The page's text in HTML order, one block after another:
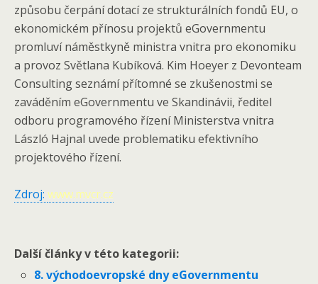
způsobu čerpání dotací ze strukturálních fondů EU, o
ekonomickém přínosu projektů eGovernmentu
promluví náměstkyně ministra vnitra pro ekonomiku
a provoz Světlana Kubíková. Kim Hoeyer z Devonteam
Consulting seznámí přítomné se zkušenostmi se
zaváděním eGovernmentu ve Skandinávii, ředitel
odboru programového řízení Ministerstva vnitra
László Hajnal uvede problematiku efektivního
projektového řízení.
Zdroj: www.mvcr.cz
Další články v této kategorii:
8. východoevropské dny eGovernmentu